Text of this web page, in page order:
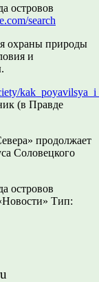
островов
search
охраны природы
и
(в Правде
продолжает
Соловецкого
островов
Тип: